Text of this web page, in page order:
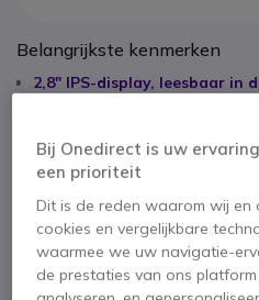
Belangrijkste kenmerken
2,8″ IPS-display, leesbaar in
Bluetooth 5.0 & 3,5 mm jack +
SOS-noodknop & LED-
3.000 mAh batterij,
Groot toetsenbord met
handschoenen)
IP68 & MIL-STD-810H
Toon meer
Meegeleverd in de doos
Hammer Horizon 4G Black
Bij Onedirect is uw
een prioriteit
Dit is de reden waarom wij en
cookies en vergelijkbare
waarmee we uw navigatie-
de prestaties van ons